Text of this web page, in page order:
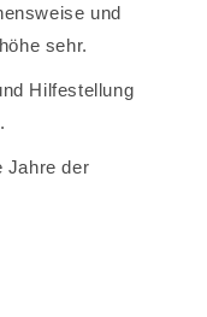
und
sehr.
Hilfestellung
Jahre der